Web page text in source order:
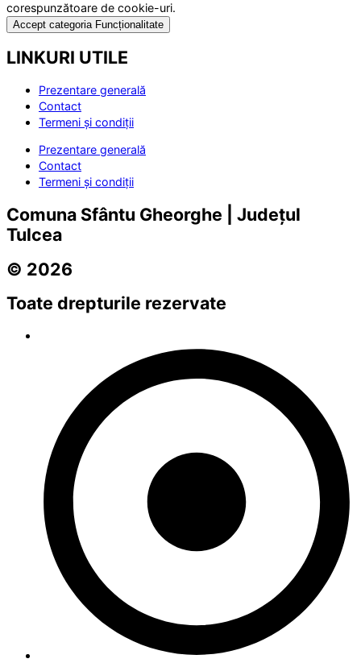
corespunzătoare de cookie-uri.
Accept categoria Funcționalitate
LINKURI UTILE
Prezentare generală
Contact
Termeni și condiții
Prezentare generală
Contact
Termeni și condiții
Comuna Sfântu Gheorghe | Județul
Tulcea
© 2026
Toate drepturile rezervate